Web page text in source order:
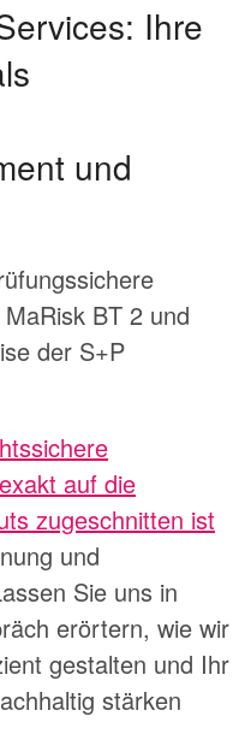
Ihre
und
BT 2 und
der S+P
auf die
zugeschnitten ist
und
Sie uns in
erörtern, wie wir
gestalten und Ihr
stärken